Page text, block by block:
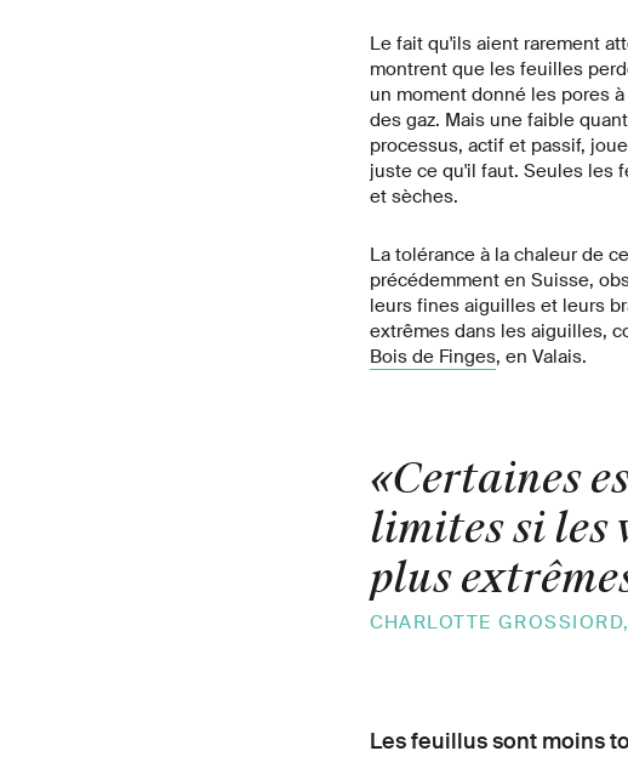
Le fait qu'ils aient rarement
montrent que les feuilles
un moment donné les pores
des gaz. Mais une faible
processus, actif et passif,
juste ce qu'il faut. Seules les
et sèches.
La tolérance à la chaleur de
précédemment en Suisse,
leurs fines aiguilles et leurs
extrêmes dans les aiguilles,
Bois de Finges, en Valais.
«Certaines
limites si les
plus
CHARLOTTE
Les feuillus sont moins